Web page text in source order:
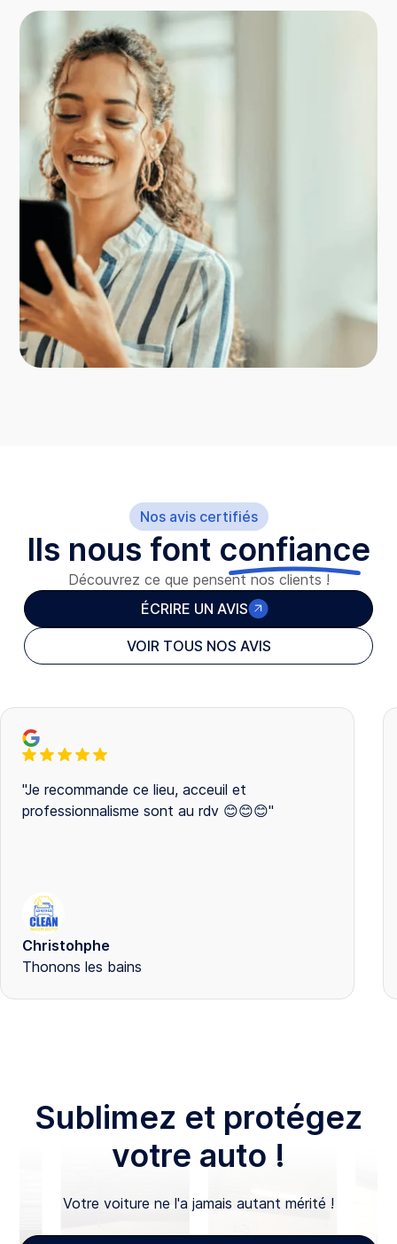
Nos avis certifiés
Ils nous font confiance
Découvrez ce que pensent nos clients !
ÉCRIRE UN AVIS
VOIR TOUS NOS AVIS
"Je recommande ce lieu, acceuil et
professionnalisme sont au rdv 😊😊😊"
Christohphe
Thonons les bains
Sublimez et protégez
votre auto !
Votre voiture ne l'a jamais autant mérité !